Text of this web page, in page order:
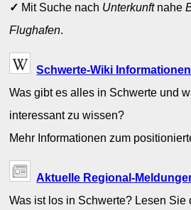
✓ Mit Suche nach Unterkunftnahe
Flughafen.
Schwerte-Wiki Informationen
Was gibt es alles in Schwerte und
interessant zu wissen?
Mehr Informationen zum
Aktuelle Regional-
Was ist los in Schwerte? Lesen Sie